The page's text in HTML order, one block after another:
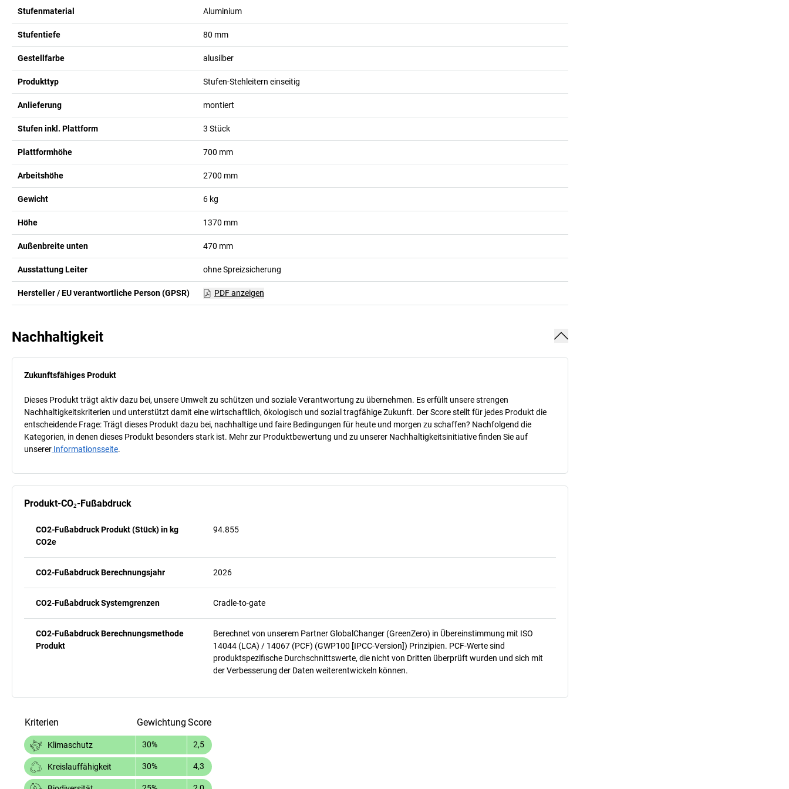
Stufenmaterial Aluminium
Stufentiefe 80 mm
Gestellfarbe alusilber
Produkttyp Stufen-Stehleitern einseitig
Anlieferung montiert
Stufen inkl. Plattform 3 Stück
Plattformhöhe 700 mm
Arbeitshöhe 2700 mm
Gewicht 6 kg
Höhe 1370 mm
Außenbreite unten 470 mm
Ausstattung Leiter ohne Spreizsicherung
Hersteller / EU verantwortliche Person (GPSR) PDF anzeigen
Nachhaltigkeit
Zukunftsfähiges Produkt
Dieses Produkt trägt aktiv dazu bei, unsere Umwelt zu schützen und soziale Verantwortung zu übernehmen. Es erfüllt unsere strengen
Nachhaltigkeitskriterien und unterstützt damit eine wirtschaftlich, ökologisch und sozial tragfähige Zukunft. Der Score stellt für jedes Produkt die
entscheidende Frage: Trägt dieses Produkt dazu bei, nachhaltige und faire Bedingungen für heute und morgen zu schaffen? Nachfolgend die
Kategorien, in denen dieses Produkt besonders stark ist. Mehr zur Produktbewertung und zu unserer Nachhaltigkeitsinitiative finden Sie auf
unserer Informationsseite.
Produkt-CO₂-Fußabdruck
CO2-Fußabdruck Produkt (Stück) in kg
CO2e
94.855
CO2-Fußabdruck Berechnungsjahr 2026
CO2-Fußabdruck Systemgrenzen Cradle-to-gate
CO2-Fußabdruck Berechnungsmethode
Produkt
Berechnet von unserem Partner GlobalChanger (GreenZero) in Übereinstimmung mit ISO
14044 (LCA) / 14067 (PCF) (GWP100 [IPCC-Version]) Prinzipien. PCF-Werte sind
produktspezifische Durchschnittswerte, die nicht von Dritten überprüft wurden und sich mit
der Verbesserung der Daten weiterentwickeln können.
Kriterien Gewichtung Score
Klimaschutz 30% 2,5
Kreislauffähigkeit 30% 4,3